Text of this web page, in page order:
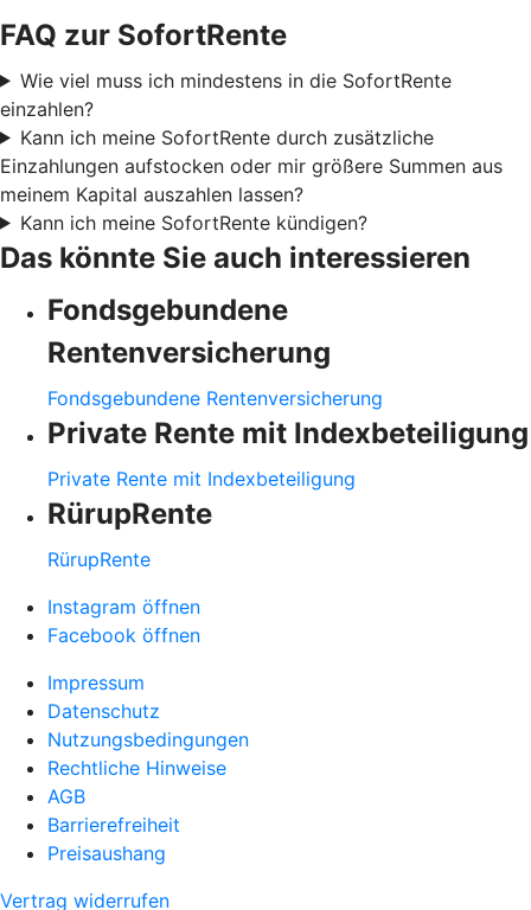
FAQ zur SofortRente
Wie viel muss ich mindestens in die SofortRente
einzahlen?
Kann ich meine SofortRente durch zusätzliche
Einzahlungen aufstocken oder mir größere Summen aus
meinem Kapital auszahlen lassen?
Kann ich meine SofortRente kündigen?
Das könnte Sie auch interessieren
Fondsgebundene
Rentenversicherung
Fondsgebundene Rentenversicherung
Private Rente mit Indexbeteiligung
Private Rente mit Indexbeteiligung
RürupRente
RürupRente
Instagram öffnen
Facebook öffnen
Impressum
Datenschutz
Nutzungsbedingungen
Rechtliche Hinweise
AGB
Barrierefreiheit
Preisaushang
Vertrag widerrufen